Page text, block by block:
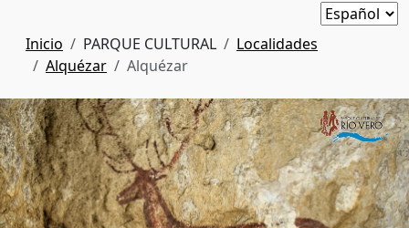
Inicio PARQUE CULTURAL
Localidades
Alquézar
Alquézar